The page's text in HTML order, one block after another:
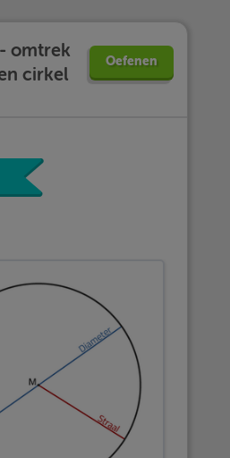
- omtrek
cirkel
Oefenen